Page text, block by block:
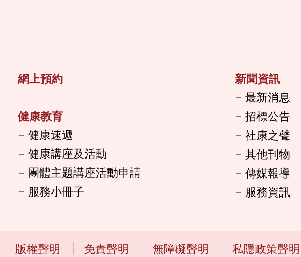
網上預約
健康教育
健康速遞
健康講座及活動
團體主題講座活動申請
服務小冊子
新聞資訊
最新消息
招標公告
社康之聲
其他刊物
傳媒報導
服務資訊
版權聲明 免責聲明 無障礙聲明 私隱政策聲明